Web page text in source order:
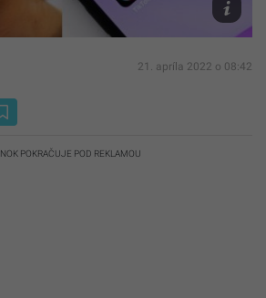
Bezanger
21. apríla 2022 o 08:42
POKRAČUJE POD REKLAMOU